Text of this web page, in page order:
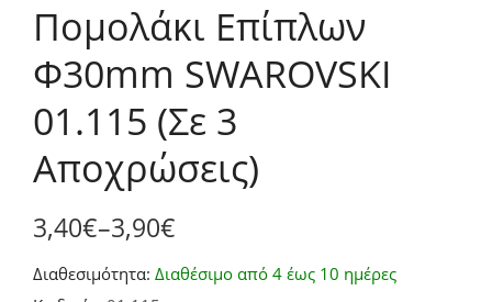
Πομολάκι Επίπλων
Φ30mm SWAROVSKI
01.115 (Σε 3
Αποχρώσεις)
3,40€–3,90€
Price
range:
Διαθεσιμότητα: Διαθέσιμο από 4 έως 10 ημέρες